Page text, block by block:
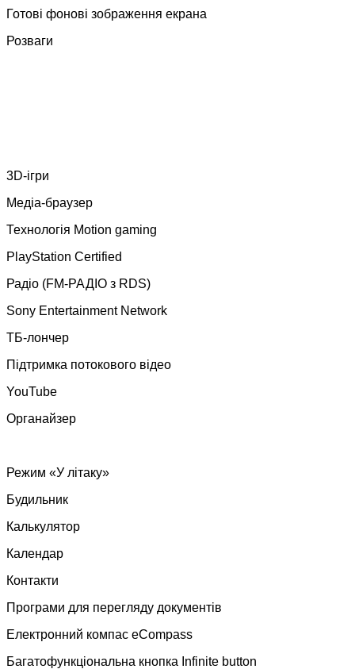
Готові фонові зображення екрана
Розваги
3D-ігри
Медіа-браузер
Технологія Motion gaming
PlayStation Certified
Радіо (FM-РАДІО з RDS)
Sony Entertainment Network
ТБ-лончер
Підтримка потокового відео
YouTube
Органайзер
Режим «У літаку»
Будильник
Калькулятор
Календар
Контакти
Програми для перегляду документів
Електронний компас eCompass
Багатофункціональна кнопка Infinite button